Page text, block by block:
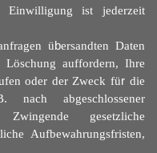
Einwilligung ist jederzeit
übersandten Daten
auffordern, Ihre
oder der Zweck für die
nach abgeschlossener
gesetzliche
Aufbewahrungsfristen,